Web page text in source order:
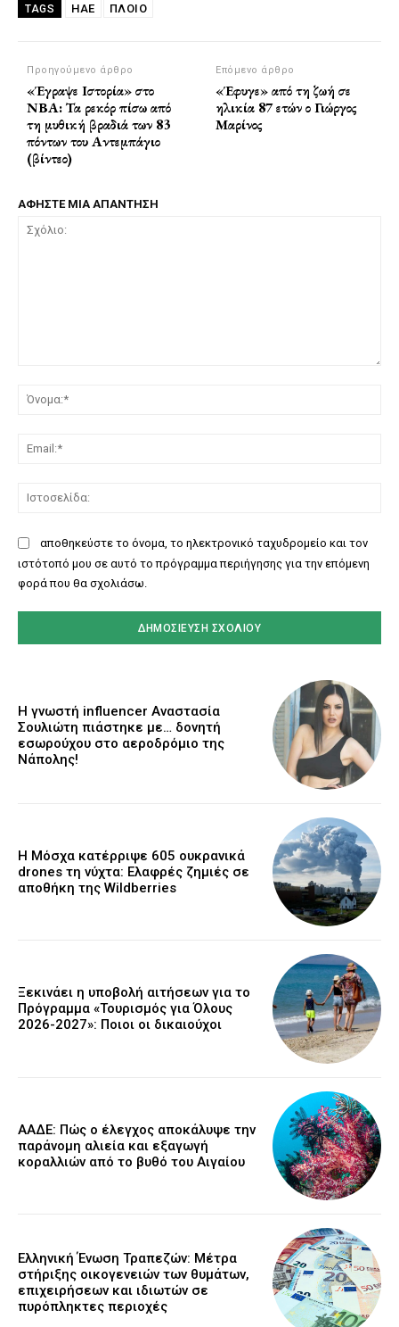
TAGS ΗΑΕ ΠΛΟΊΟ
Προηγούμενο άρθρο
«Έγραψε Ιστορία» στο
ΝΒΑ: Τα ρεκόρ πίσω από
τη μυθική βραδιά των 83
πόντων του Αντεμπάγιο
(βίντεο)
Επόμενο άρθρο
«Έφυγε» από τη ζωή σε
ηλικία 87 ετών ο Γιώργος
Μαρίνος
ΑΦΗΣΤΕ ΜΙΑ ΑΠΑΝΤΗΣΗ
αποθηκεύστε το όνομα, το ηλεκτρονικό ταχυδρομείο και τον
ιστότοπό μου σε αυτό το πρόγραμμα περιήγησης για την επόμενη
φορά που θα σχολιάσω.
Η γνωστή influencer Αναστασία
Σουλιώτη πιάστηκε με… δονητή
εσωρούχου στο αεροδρόμιο της
Νάπολης!
Η Μόσχα κατέρριψε 605 ουκρανικά
drones τη νύχτα: Ελαφρές ζημιές σε
αποθήκη της Wildberries
Ξεκινάει η υποβολή αιτήσεων για το
Πρόγραμμα «Τουρισμός για Όλους
2026-2027»: Ποιοι οι δικαιούχοι
ΑΑΔΕ: Πώς ο έλεγχος αποκάλυψε την
παράνομη αλιεία και εξαγωγή
κοραλλιών από το βυθό του Αιγαίου
Ελληνική Ένωση Τραπεζών: Μέτρα
στήριξης οικογενειών των θυμάτων,
επιχειρήσεων και ιδιωτών σε
πυρόπληκτες περιοχές